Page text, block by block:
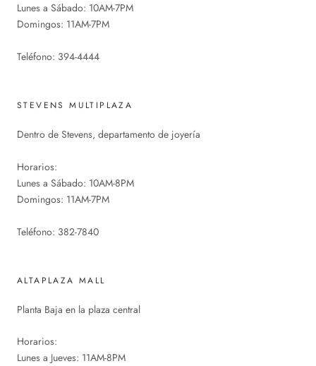
Lunes a Sábado: 10AM-7PM
Domingos: 11AM-7PM
Teléfono: 394-4444
STEVENS MULTIPLAZA
Dentro de Stevens, departamento de joyería
Horarios:
Lunes a Sábado: 10AM-8PM
Domingos: 11AM-7PM
Teléfono: 382-7840
ALTAPLAZA MALL
Planta Baja en la plaza central
Horarios:
Lunes a Jueves: 11AM-8PM